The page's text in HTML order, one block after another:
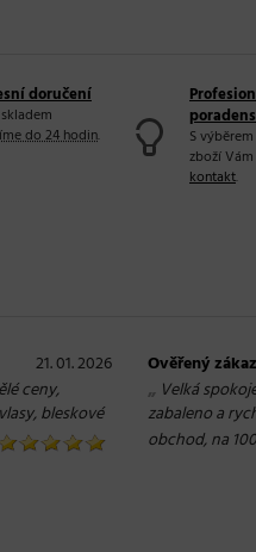
doručení
do 24 hodin.
S
zboží
kontakt.
21. 01. 2026
ceny,
bleskové
Ověřený
„ Velká
zabaleno a
obchod, na